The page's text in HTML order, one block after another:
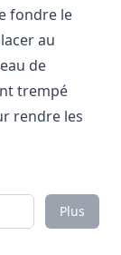
fondre le
au
de
trempé
rendre les
Plus